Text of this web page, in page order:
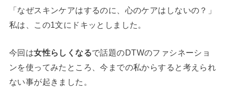
「なぜスキンケアはするのに、心のケアはしないの？」
私は、この1文にドキッとしました。
今回は女性らしくなるで話題のDTWのファシネーショ
ンを使ってみたところ、今までの私からすると考えられ
ない事が起きました。